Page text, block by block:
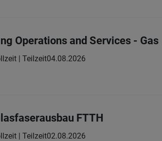
Operations and Services - Gas
| Teilzeit04.08.2026
FTTH
| Teilzeit02.08.2026